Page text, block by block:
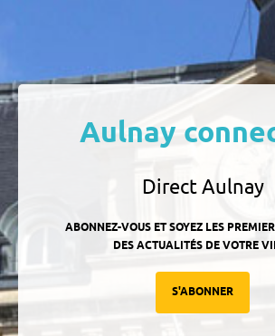
Aulnay
Direct Aulnay
ABONNEZ-VOUS ET SOYEZ LES
DES ACTUALITÉS DE VOTRE
S'ABONNER